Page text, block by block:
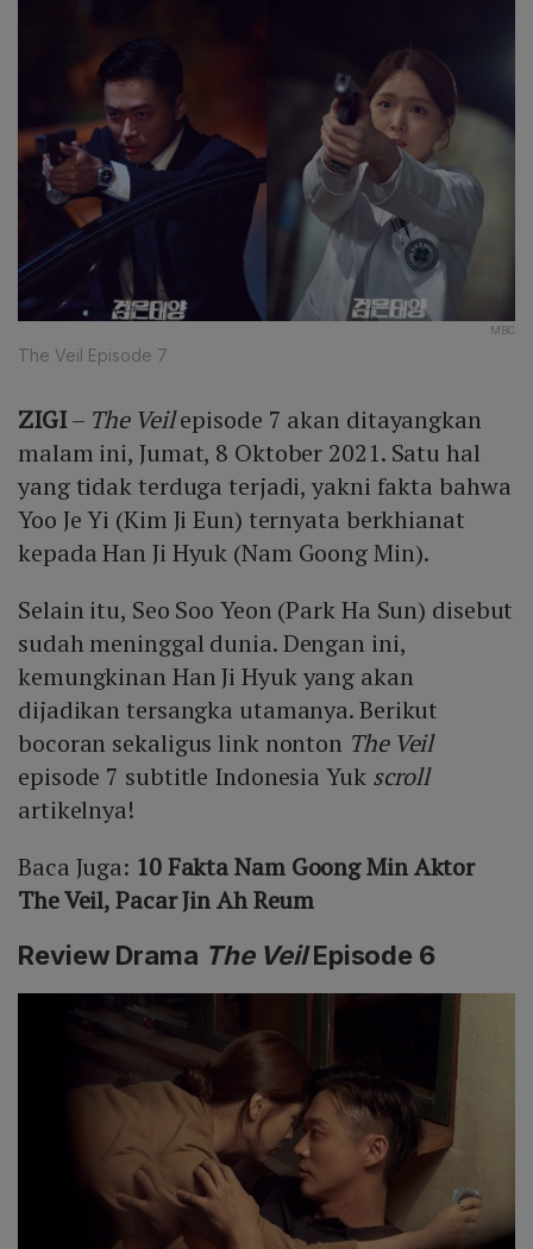
MBC
The Veil Episode 7
ZIGI– The Veilepisode 7 akan ditayangkan
malam ini, Jumat, 8 Oktober 2021. Satu hal
yang tidak terduga terjadi, yakni fakta bahwa
Yoo Je Yi (Kim Ji Eun) ternyata berkhianat
kepada Han Ji Hyuk (Nam Goong Min).
Selain itu, Seo Soo Yeon (Park Ha Sun) disebut
sudah meninggal dunia. Dengan ini,
kemungkinan Han Ji Hyuk yang akan
dijadikan tersangka utamanya. Berikut
bocoran sekaligus link nonton The Veil
episode 7 subtitle Indonesia Yuk scroll
artikelnya!
Baca Juga: 10 Fakta Nam Goong Min Aktor
The Veil, Pacar Jin Ah Reum
Review Drama The VeilEpisode 6